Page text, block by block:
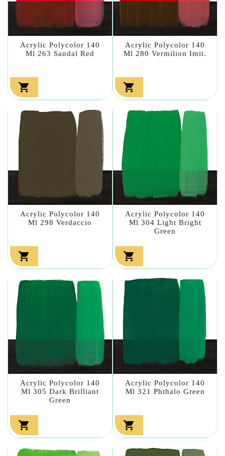
Acrylic Polycolor 140
Ml 263 Sandal Red

Acrylic Polycolor 140
Ml 280 Vermilion Imit.

Acrylic Polycolor 140
Ml 298 Verdaccio

Acrylic Polycolor 140
Ml 304 Light Bright
Green

Acrylic Polycolor 140
Ml 305 Dark Brilliant
Green

Acrylic Polycolor 140
Ml 321 Phthalo Green
